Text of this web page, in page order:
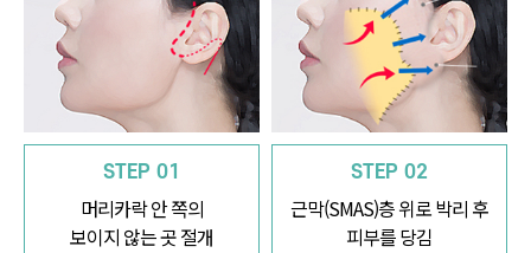
STEP 01
머리카락 안 쪽의
보이지 않는 곳 절개
STEP 02
근막(SMAS)층 위로 박리 후
피부를 당김